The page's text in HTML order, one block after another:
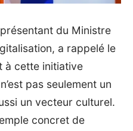
du Ministre
a rappelé le
à cette initiative
pas seulement un
un vecteur culturel.
concret de